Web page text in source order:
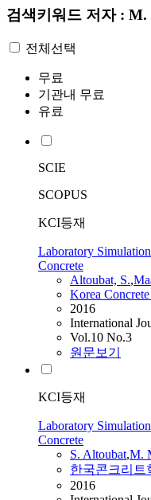
검색키워드 저자 : M.
전체선택
무료
기관내 무료
유료
SCIE
SCOPUS
KCI등재
Laboratory
Concrete
Altoubat, S.,
Korea
2016
International
Vol.10 No.3
원문보기
KCI등재
Laboratory
Concrete
S. Altoubat,M.
한국콘크리트
2016